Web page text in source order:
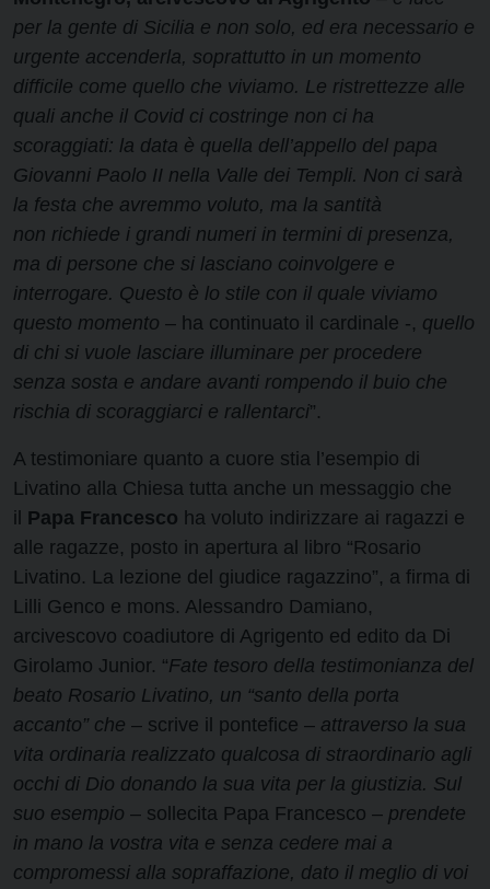
per la gente di Sicilia e non solo, ed era necessario e
urgente accenderla, soprattutto in un momento
difficile come quello che viviamo. Le ristrettezze alle
quali anche il Covid ci costringe non ci ha
scoraggiati: la data è quella dell’appello del papa
Giovanni Paolo II nella Valle dei Templi. Non ci sarà
la festa che avremmo voluto, ma la santità
non richiede i grandi numeri in termini di presenza,
ma di persone che si lasciano coinvolgere e
interrogare. Questo è lo stile con il quale viviamo
questo momento – ha continuato il cardinale -, quello
di chi si vuole lasciare illuminare per procedere
senza sosta e andare avanti rompendo il buio che
rischia di scoraggiarci e rallentarci”.
A testimoniare quanto a cuore stia l’esempio di
Livatino alla Chiesa tutta anche un messaggio che
il Papa Francesco ha voluto indirizzare ai ragazzi e
alle ragazze, posto in apertura al libro “Rosario
Livatino. La lezione del giudice ragazzino”, a firma di
Lilli Genco e mons. Alessandro Damiano,
arcivescovo coadiutore di Agrigento ed edito da Di
Girolamo Junior. “Fate tesoro della testimonianza del
beato Rosario Livatino, un “santo della porta
accanto” che – scrive il pontefice – attraverso la sua
vita ordinaria realizzato qualcosa di straordinario agli
occhi di Dio donando la sua vita per la giustizia. Sul
suo esempio – sollecita Papa Francesco – prendete
in mano la vostra vita e senza cedere mai a
compromessi alla sopraffazione, dato il meglio di voi